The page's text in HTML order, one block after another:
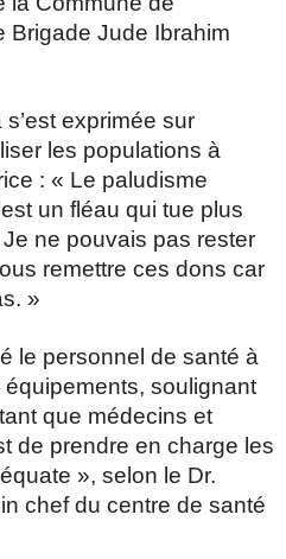
Brigade Jude Ibrahim
exprimée sur
les populations à
: « Le paludisme
un fléau qui tue plus
ne pouvais pas rester
remettre ces dons car
»
le personnel de santé à
soulignant
que médecins et
de prendre en charge les
», selon le Dr.
chef du centre de santé